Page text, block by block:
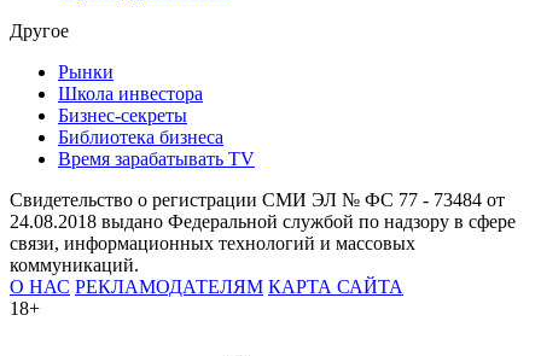
Другое
Рынки
Школа инвестора
Бизнес-секреты
Библиотека бизнеса
Время зарабатывать TV
Свидетельство о регистрации СМИ ЭЛ № ФС 77 - 73484 от
24.08.2018 выдано Федеральной службой по надзору в сфере
связи, информационных технологий и массовых
коммуникаций.
О НАС РЕКЛАМОДАТЕЛЯМ КАРТА САЙТА
18+